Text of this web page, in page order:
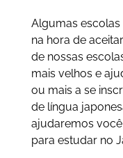
Algumas
na hora de
de nossas
mais velhos e
ou mais a se
de língua
ajudaremos
para estudar no